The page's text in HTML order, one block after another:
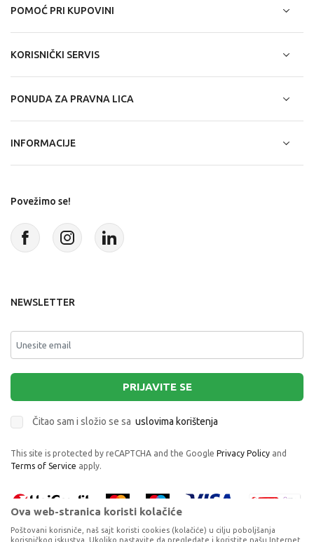
POMOĆ PRI KUPOVINI
KORISNIČKI SERVIS
PONUDA ZA PRAVNA LICA
INFORMACIJE
Povežimo se!
NEWSLETTER
PRIJAVITE SE
Čitao sam i složio se sa uslovima korištenja
This site is protected by reCAPTCHA and the Google Privacy Policy and
Terms of Service apply.
Ova web-stranica koristi kolačiće
Poštovani korisniče, naš sajt koristi cookies (kolačiće) u cilju poboljšanja
korisničkog iskustva. Ukoliko nastavite da pregledate i koristite našu Internet